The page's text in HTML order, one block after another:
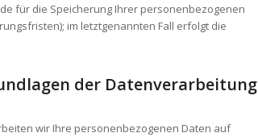
für die Speicherung Ihrer personenbezogenen
im letztgenannten Fall erfolgt die
der Datenverarbeitung
wir Ihre personenbezogenen Daten auf